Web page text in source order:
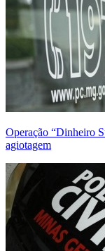
Operação “Dinheiro
agiotagem